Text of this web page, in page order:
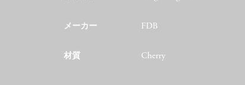
メーカー FDB
材質 Cherry